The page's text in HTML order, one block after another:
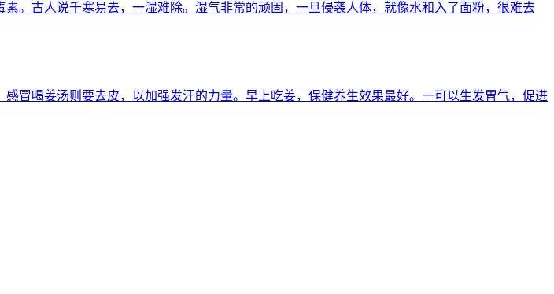
。古人说千寒易去，一湿难除。湿气非常的顽固，一旦侵袭人体，就像水和入了面粉，很难去
冒喝姜汤则要去皮，以加强发汗的力量。早上吃姜，保健养生效果最好。一可以生发胃气，促进